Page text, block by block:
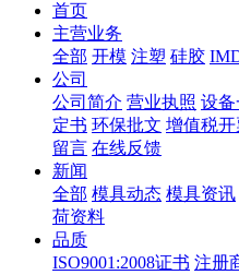
首页
主营业务
全部 开模 注塑 硅胶
公司
公司简介 营业执照 设备
定书 环保批文 增值税
留言 在线反馈
新闻
全部 模具动态 模具资讯
荷资料
品质
ISO9001:2008证书 注册